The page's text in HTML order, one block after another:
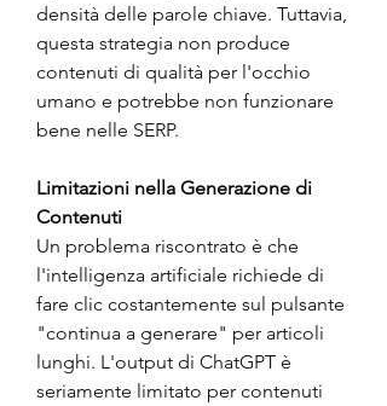
densità delle parole chiave. Tuttavia,
questa strategia non produce
contenuti di qualità per l'occhio
umano e potrebbe non funzionare
bene nelle SERP.
Limitazioni nella Generazione di
Contenuti
Un problema riscontrato è che
l'intelligenza artificiale richiede di
fare clic costantemente sul pulsante
"continua a generare" per articoli
lunghi. L'output di ChatGPT è
seriamente limitato per contenuti